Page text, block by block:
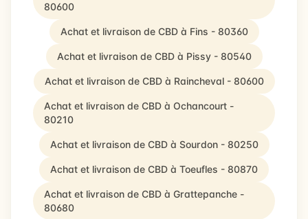
80600
Achat et livraison de CBD à Fins - 80360
Achat et livraison de CBD à Pissy - 80540
Achat et livraison de CBD à Raincheval - 80600
Achat et livraison de CBD à Ochancourt -
80210
Achat et livraison de CBD à Sourdon - 80250
Achat et livraison de CBD à Toeufles - 80870
Achat et livraison de CBD à Grattepanche -
80680